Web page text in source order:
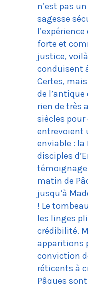
n’est pas
sagesse
forte et
justice,
conduisent
Certes,
de l’antique
rien de très
siècles pour
entrevoient
enviable : la
disciples
matin de
jusqu’à
! Le
les linges
crédibilité.
apparitions
conviction
réticents à
Pâques